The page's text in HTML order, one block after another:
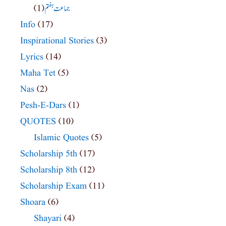
جماعت ہفتم(1)
Info (17)
Inspirational Stories (3)
Lyrics (14)
Maha Tet (5)
Nas (2)
Pesh-E-Dars (1)
QUOTES (10)
Islamic Quotes (5)
Scholarship 5th (17)
Scholarship 8th (12)
Scholarship Exam (11)
Shoara (6)
Shayari (4)